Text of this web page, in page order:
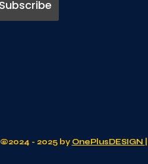
©2024 - 2025 by OnePlusDESIGN